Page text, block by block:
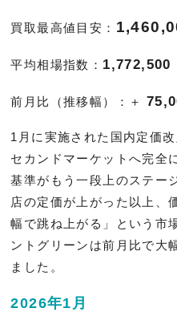
買取最高値目安：
平均相場指数： 1,772,500
前月比（推移幅）：＋
1月に実施された国内定価
セカンドマーケットへ完全
基準がもう一段上のステー
店の定価が上がった以上、
幅で跳ね上がる」という市
ントグリーンは前月比で大
ました。
2026年1月